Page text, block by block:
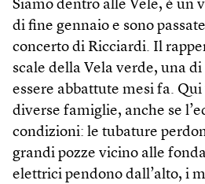
Siamo dentro alle Vele, è un
di fine gennaio e sono
concerto di Ricciardi. Il
scale della Vela verde, una
essere abbattute mesi fa.
diverse famiglie, anche se
condizioni: le tubature
grandi pozze vicino alle
elettrici pendono dall’alto, i